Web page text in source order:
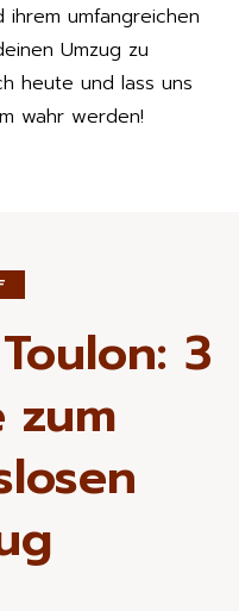
ihrem umfangreichen
Umzug zu
heute und lass uns
wahr werden!
3
zum